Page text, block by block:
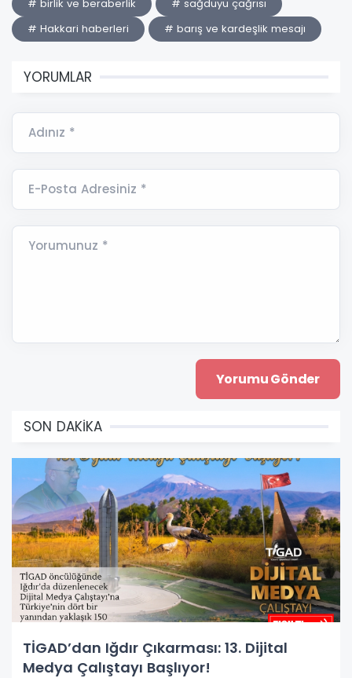
# birlik ve beraberlik
# sağduyu çağrısı
# Hakkari haberleri
# barış ve kardeşlik mesajı
YORUMLAR
Adınız *
E-Posta Adresiniz *
Yorumunuz *
SON DAKİKA
TİGAD’dan Iğdır Çıkarması: 13. Dijital
Medya Çalıştayı Başlıyor!